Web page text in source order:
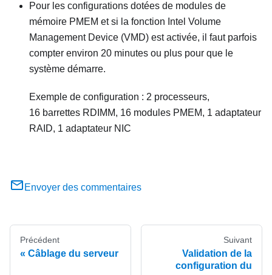
Pour les configurations dotées de modules de
mémoire PMEM et si la fonction Intel Volume
Management Device (VMD) est activée, il faut parfois
compter environ 20 minutes ou plus pour que le
système démarre.
Exemple de configuration : 2 processeurs,
16 barrettes RDIMM, 16 modules PMEM, 1 adaptateur
RAID, 1 adaptateur NIC
Envoyer des commentaires
Précédent
Câblage du serveur
Suivant
Validation de la
configuration du